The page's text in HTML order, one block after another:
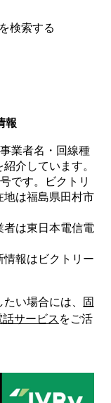
報
業者名・回線種
介しています。
です。
ビクトリ
地は福島県田村市
者は東日本電信電
情報は ビクトリー
たい場合には、
固
話サービス をご活